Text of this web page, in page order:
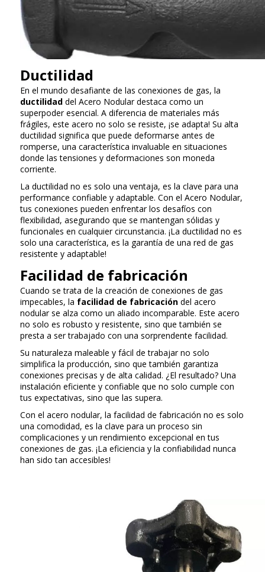
Ductilidad
En el mundo desafiante de las conexiones de gas, la
ductilidad del Acero Nodular destaca como un
superpoder esencial. A diferencia de materiales más
frágiles, este acero no solo se resiste, ¡se adapta! Su alta
ductilidad significa que puede deformarse antes de
romperse, una característica invaluable en situaciones
donde las tensiones y deformaciones son moneda
corriente.
La ductilidad no es solo una ventaja, es la clave para una
performance confiable y adaptable. Con el Acero Nodular,
tus conexiones pueden enfrentar los desafíos con
flexibilidad, asegurando que se mantengan sólidas y
funcionales en cualquier circunstancia. ¡La ductilidad no es
solo una característica, es la garantía de una red de gas
resistente y adaptable!
Facilidad de fabricación
Cuando se trata de la creación de conexiones de gas
impecables, la facilidad de fabricación del acero
nodular se alza como un aliado incomparable. Este acero
no solo es robusto y resistente, sino que también se
presta a ser trabajado con una sorprendente facilidad.
Su naturaleza maleable y fácil de trabajar no solo
simplifica la producción, sino que también garantiza
conexiones precisas y de alta calidad. ¿El resultado? Una
instalación eficiente y confiable que no solo cumple con
tus expectativas, sino que las supera.
Con el acero nodular, la facilidad de fabricación no es solo
una comodidad, es la clave para un proceso sin
complicaciones y un rendimiento excepcional en tus
conexiones de gas. ¡La eficiencia y la confiabilidad nunca
han sido tan accesibles!